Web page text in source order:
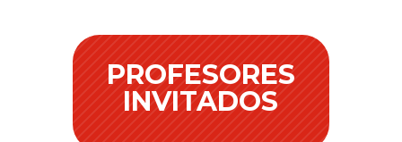
PROFESORES
INVITADOS